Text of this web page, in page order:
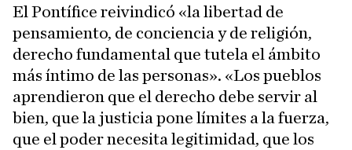
El Pontífice reivindicó «la libertad de
pensamiento, de conciencia y de religión,
derecho fundamental que tutela el ámbito
más íntimo de las personas». «Los pueblos
aprendieron que el derecho debe servir al
bien, que la justicia pone límites a la fuerza,
que el poder necesita legitimidad, que los